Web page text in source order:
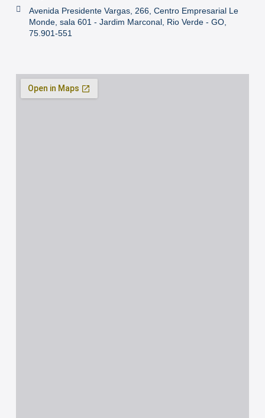
Avenida Presidente Vargas, 266, Centro Empresarial Le
Monde, sala 601 - Jardim Marconal, Rio Verde - GO,
75.901-551